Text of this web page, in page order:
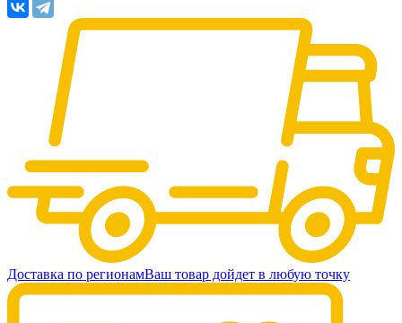
Доставка по регионамВаш товар дойдет в любую точку